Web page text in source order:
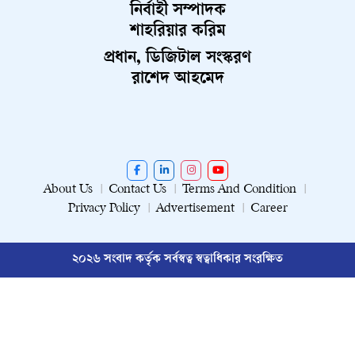
নির্বাহী সম্পাদক
শাহরিয়ার করিম
প্রধান, ডিজিটাল সংস্করণ
রাশেদ আহমেদ
About Us Contact Us
Terms And Condition
Privacy Policy
Advertisement Career
২০২৬ সংবাদ কর্তৃক সর্বস্বত্ব স্বত্বাধিকার সংরক্ষিত